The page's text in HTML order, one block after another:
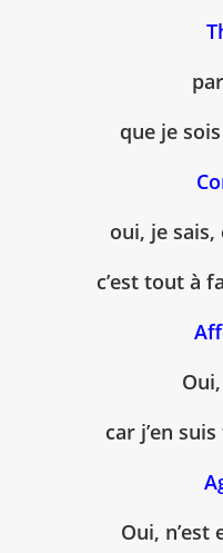
que je
oui, je sais,
c’est tout à
car j’en
Oui, n’est